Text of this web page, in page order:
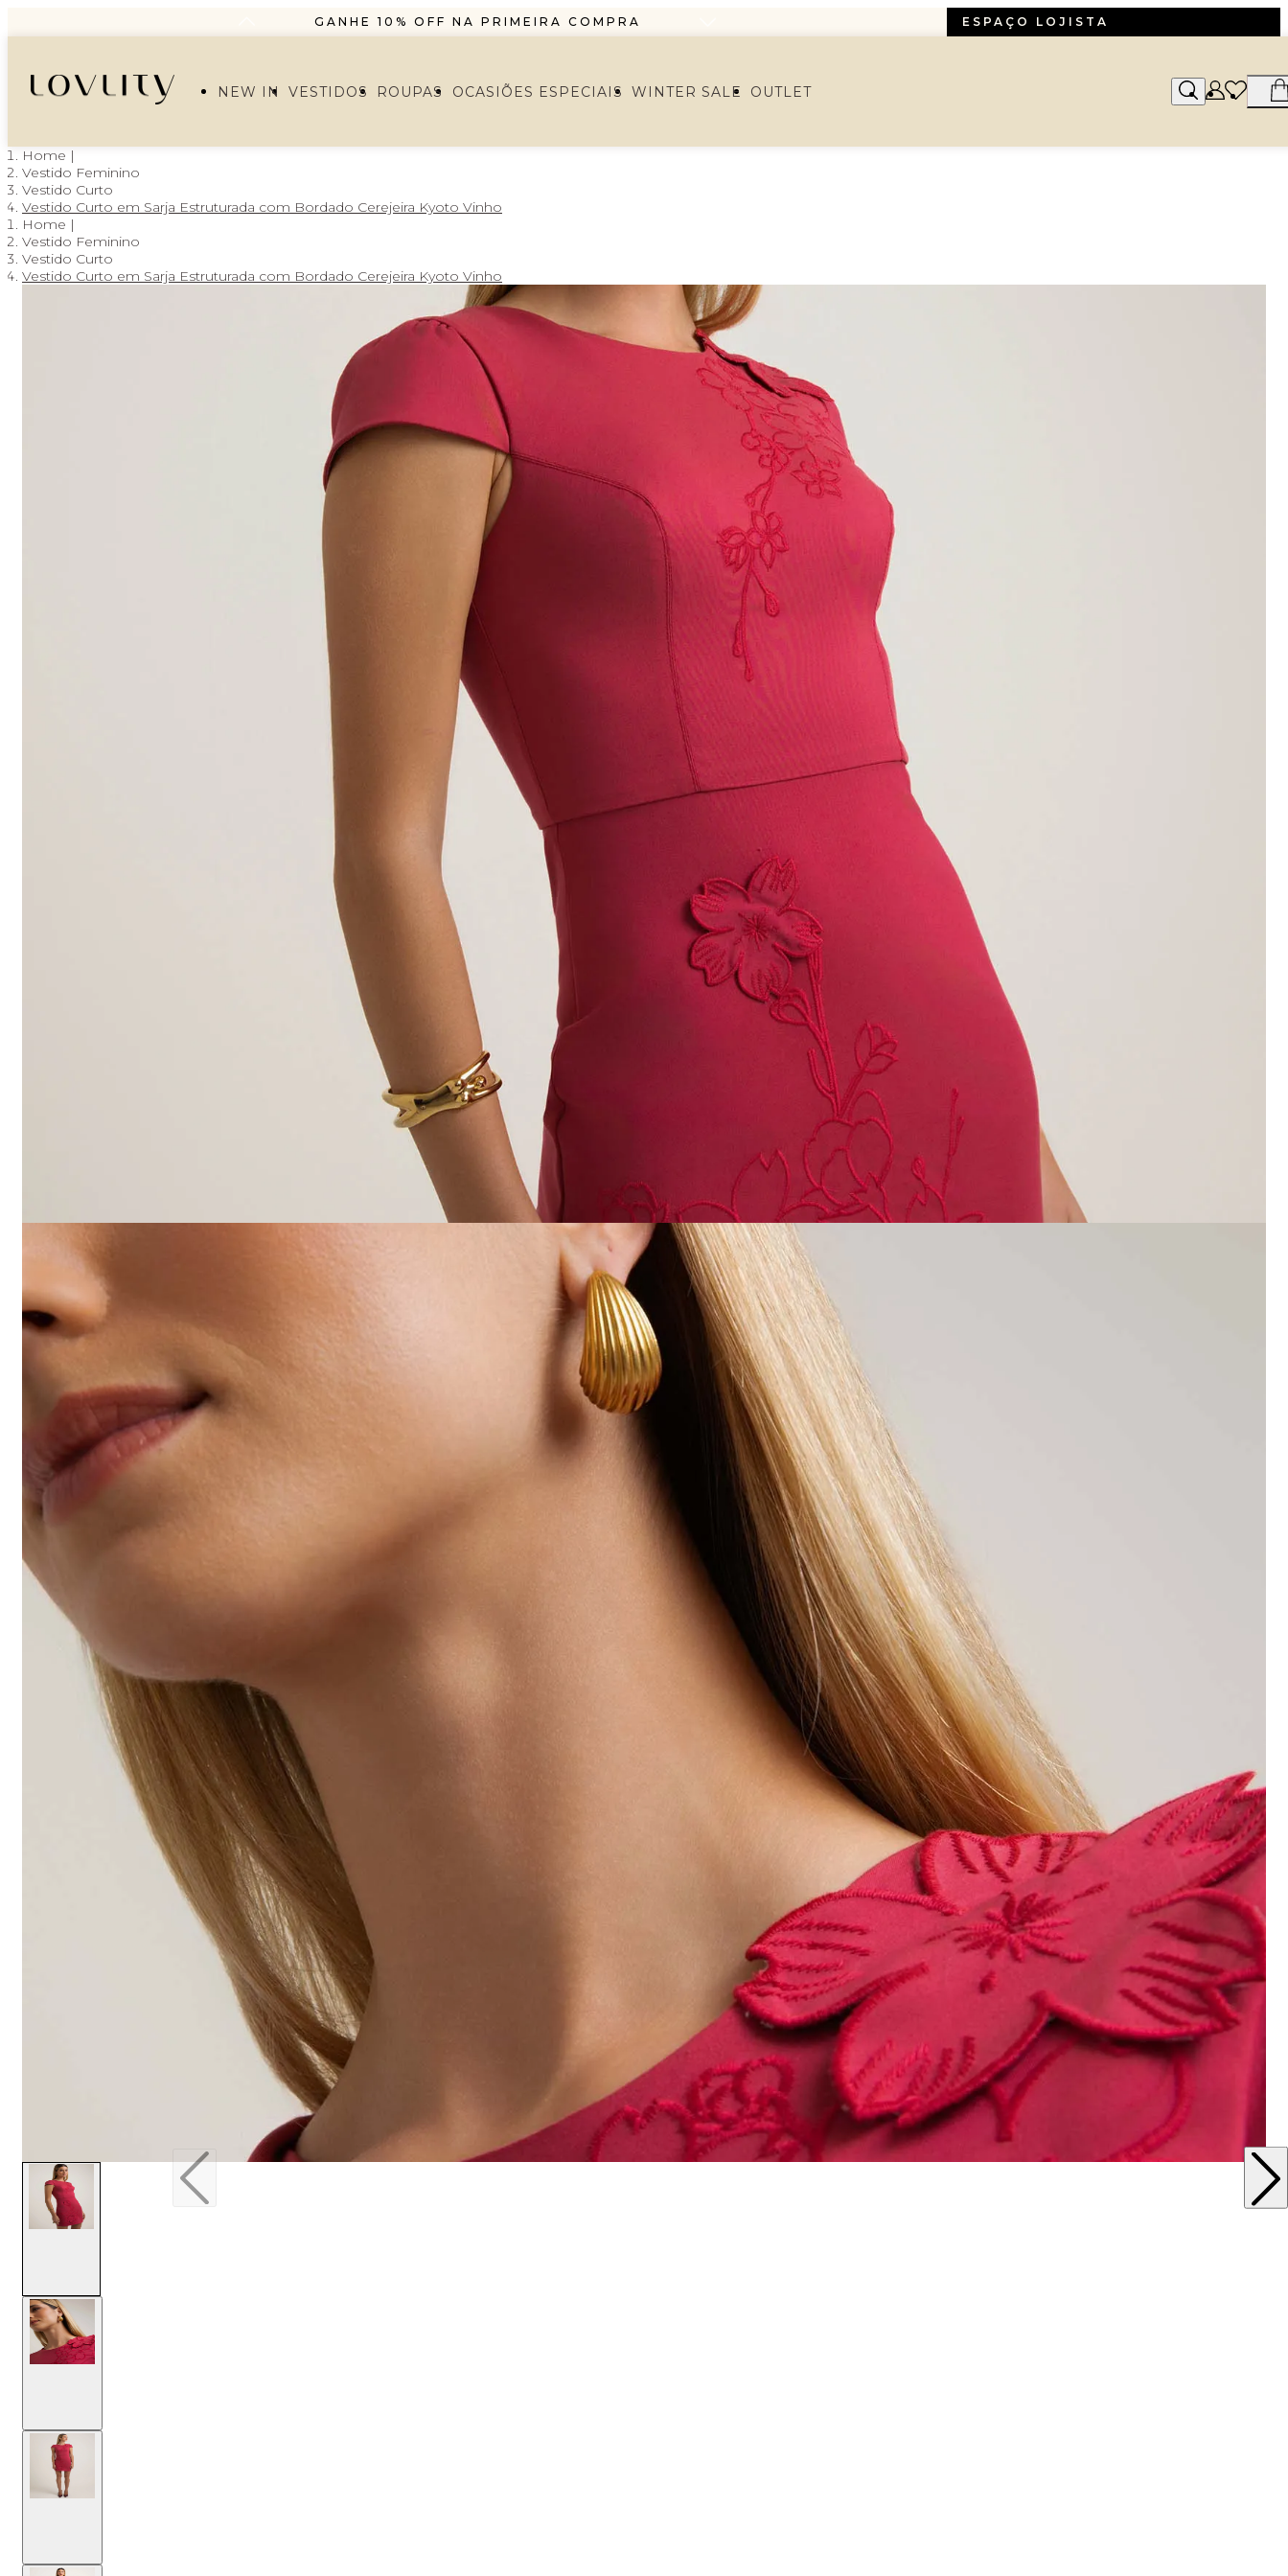
GANHE 10% OFF NA PRIMEIRA COMPRA
ESPAÇO LOJISTA
NEW IN VESTIDOS ROUPAS OCASIÕES ESPECIAIS WINTER SALE OUTLET
Vestido Feminino
Vestido Curto
Vestido Curto em Sarja Estruturada com Bordado Cerejeira Kyoto Vinho
Vestido Feminino
Vestido Curto
Vestido Curto em Sarja Estruturada com Bordado Cerejeira Kyoto Vinho